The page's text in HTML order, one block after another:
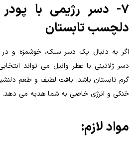
7- دسر رژیمی با
دلچسب تابستان
اگر به دنبال یک دسر سبک، خوشمزه و
دسر ژلاتینی با عطر وانیل می تواند
گرم تابستان باشد. بافت لطیف و طعم
خنکی و انرژی خاصی به شما هدیه می دهد.
مواد لازم: